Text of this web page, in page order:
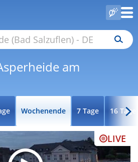
am
Wochenende 7 Tage 16 Tage
LIVE